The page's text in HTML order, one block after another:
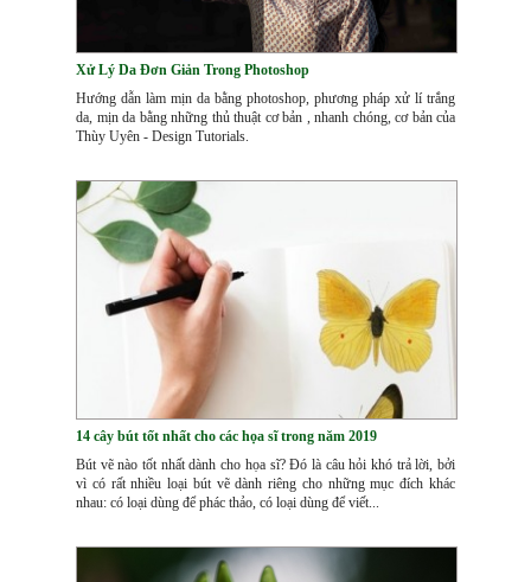
Xử Lý Da Đơn Giản Trong Photoshop
Hướng dẫn làm mịn da bằng photoshop, phương pháp xử lí trắng
da, mịn da bằng những thủ thuật cơ bản , nhanh chóng, cơ bản của
Thùy Uyên - Design Tutorials.
14 cây bút tốt nhất cho các họa sĩ trong năm 2019
Bút vẽ nào tốt nhất dành cho họa sĩ? Đó là câu hỏi khó trả lời, bởi
vì có rất nhiều loại bút vẽ dành riêng cho những mục đích khác
nhau: có loại dùng để phác thảo, có loại dùng để viết...